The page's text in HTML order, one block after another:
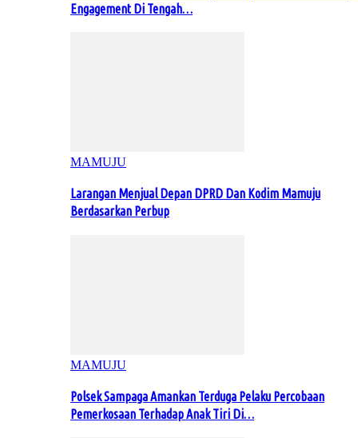
Engagement Di Tengah…
MAMUJU
Larangan Menjual Depan DPRD Dan Kodim Mamuju
Berdasarkan Perbup
MAMUJU
Polsek Sampaga Amankan Terduga Pelaku Percobaan
Pemerkosaan Terhadap Anak Tiri Di…